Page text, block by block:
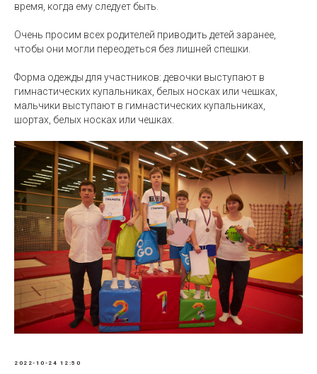
время, когда ему следует быть.
Очень просим всех родителей приводить детей заранее,
чтобы они могли переодеться без лишней спешки.
Форма одежды для участников: девочки выступают в
гимнастических купальниках, белых носках или чешках,
мальчики выступают в гимнастических купальниках,
шортах, белых носках или чешках.
2022-10-24 12:50